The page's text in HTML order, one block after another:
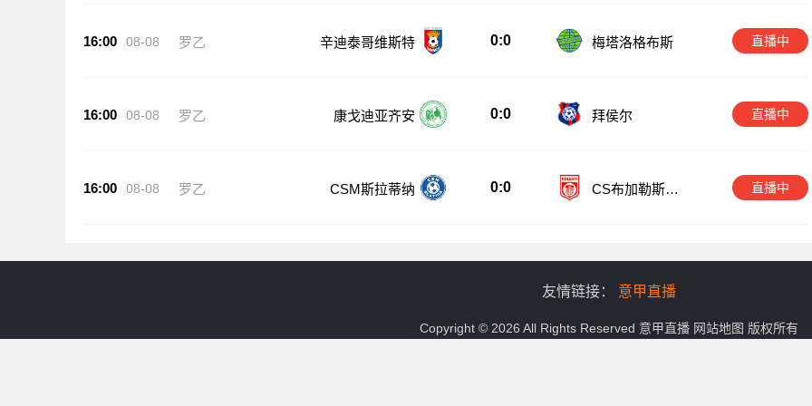
16:00 08-08 罗乙 辛迪泰哥维斯特 0:0 梅塔洛格布斯 直播中
16:00 08-08 罗乙 康戈迪亚齐安 0:0 拜侯尔 直播中
16:00 08-08 罗乙 CSM斯拉蒂纳 0:0
CS布加勒斯特
直播中
友情链接： 意甲直播
Copyright © 2026 All Rights Reserved 意甲直播 网站地图 版权所有